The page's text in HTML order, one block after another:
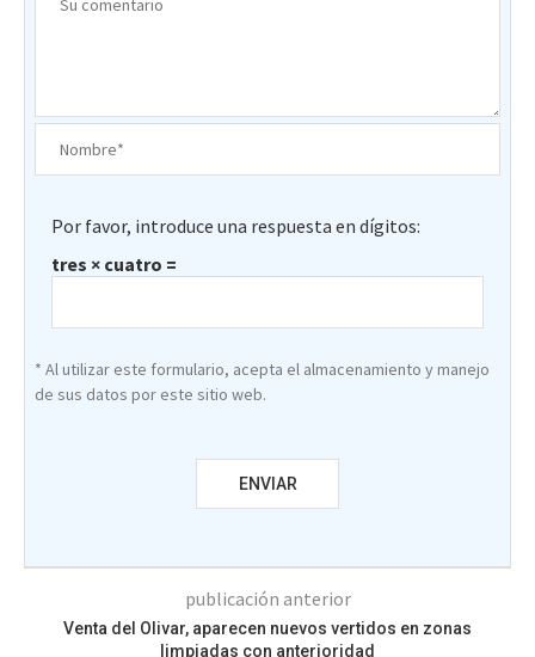
Por favor, introduce una respuesta en dígitos:
tres × cuatro =
* Al utilizar este formulario, acepta el almacenamiento y manejo
de sus datos por este sitio web.
publicación anterior
Venta del Olivar, aparecen nuevos vertidos en zonas
limpiadas con anterioridad